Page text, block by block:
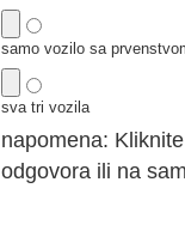
samo vozilo sa
sva tri vozila
napomena:
odgovora ili na